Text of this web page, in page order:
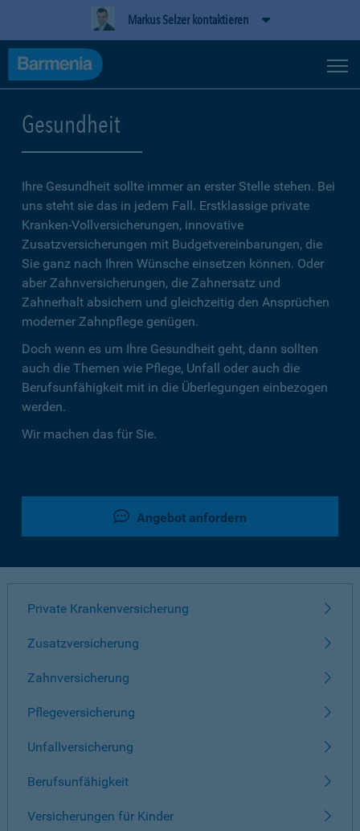
Markus Selzer kontaktieren
Gesundheit
Ihre Gesundheit sollte immer an erster Stelle stehen. Bei
uns steht sie das in jedem Fall. Erstklassige private
Kranken-Vollversicherungen, innovative
Zusatzversicherungen mit Budgetvereinbarungen, die
Sie ganz nach Ihren Wünsche einsetzen können. Oder
aber Zahnversicherungen, die Zahnersatz und
Zahnerhalt absichern und gleichzeitig den Ansprüchen
moderner Zahnpflege genügen.
Doch wenn es um Ihre Gesundheit geht, dann sollten
auch die Themen wie Pflege, Unfall oder auch die
Berufsunfähigkeit mit in die Überlegungen einbezogen
werden.
Wir machen das für Sie.
Angebot anfordern
Private Krankenversicherung
Zusatzversicherung
Zahnversicherung
Pflegeversicherung
Unfallversicherung
Berufsunfähigkeit
Versicherungen für Kinder